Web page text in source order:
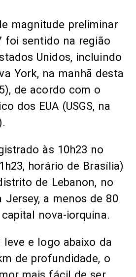
magnitude preliminar
foi sentido na região
Unidos, incluindo
York, na manhã desta
de acordo com o
dos EUA (USGS, na
às 10h23 no
horário de Brasília)
de Lebanon, no
Jersey, a menos de 80
nova-iorquina.
e logo abaixo da
de profundidade, o